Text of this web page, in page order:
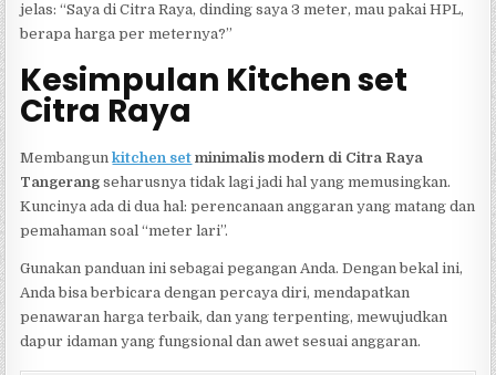
jelas: “Saya di Citra Raya, dinding saya 3 meter, mau pakai HPL,
berapa harga per meternya?”
Kesimpulan Kitchen set
Citra Raya
Membangunkitchen set minimalis modern di Citra Raya
Tangerang seharusnya tidak lagi jadi hal yang memusingkan.
Kuncinya ada di dua hal: perencanaan anggaran yang matang dan
pemahaman soal “meter lari”.
Gunakan panduan ini sebagai pegangan Anda. Dengan bekal ini,
Anda bisa berbicara dengan percaya diri, mendapatkan
penawaran harga terbaik, dan yang terpenting, mewujudkan
dapur idaman yang fungsional dan awet sesuai anggaran.